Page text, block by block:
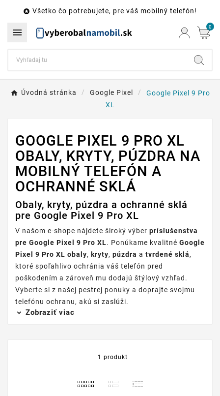
 Všetko čo potrebujete, pre váš mobilný telefón!
 0
Úvodná stránka Google Pixel
Google Pixel 9 Pro
XL
GOOGLE PIXEL 9 PRO XL
OBALY, KRYTY, PÚZDRA NA
MOBILNÝ TELEFÓN A
OCHRANNÉ SKLÁ
Obaly, kryty, púzdra a ochranné sklá
pre Google Pixel 9 Pro XL
V našom e-shope nájdete široký výber príslušenstva
pre Google Pixel 9 Pro XL. Ponúkame kvalitné Google
Pixel 9 Pro XL obaly, kryty, púzdra a tvrdené sklá,
ktoré spoľahlivo ochránia váš telefón pred
poškodením a zároveň mu dodajú štýlový vzhľad.
Vyberte si z našej pestrej ponuky a doprajte svojmu
telefónu ochranu, akú si zaslúži.
Zobraziť viac
1 produkt